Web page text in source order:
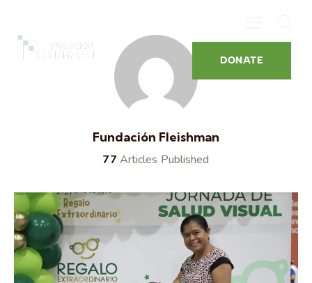
DONATE
Fundación Fleishman
77 Articles Published